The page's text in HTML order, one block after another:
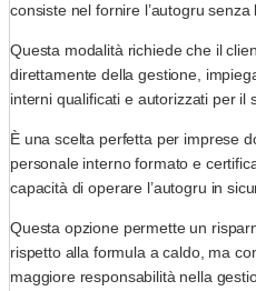
consiste nel fornire l’autogru senza
Questa modalità richiede che il
direttamente della gestione,
interni qualificati e autorizzati per il
È una scelta perfetta per imprese
personale interno formato e
capacità di operare l’autogru in
Questa opzione permette un
rispetto alla formula a caldo, ma
maggiore responsabilità nella